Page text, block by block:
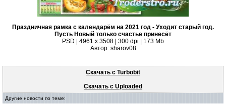
Праздничная рамка с календарём на 2021 год - Уходит старый год.
Пусть Новый только счастье принесёт
PSD | 4961 х 3508 | 300 dpi | 173 Mb
Автор: sharov08
Скачать с Turbobit
Скачать с Uploaded
Другие новости по теме: